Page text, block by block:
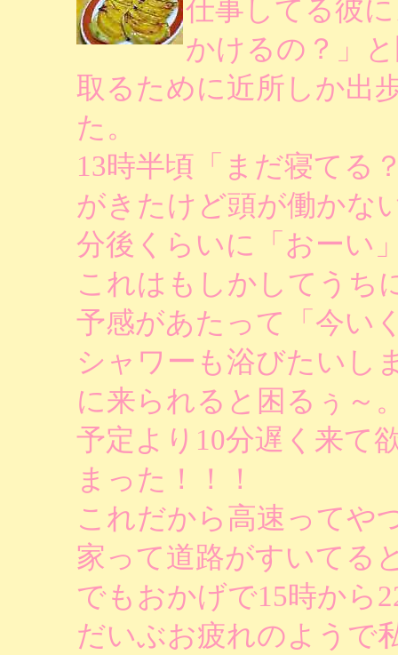
仕事してる彼
かけるの？」
取るために近所しか出
た。
13時半頃「まだ寝てる
がきたけど頭が働かな
分後くらいに「おーい
これはもしかしてうち
予感があたって「今い
シャワーも浴びたいし
に来られると困るぅ～
予定より10分遅く来て
まった！！！
これだから高速ってや
家って道路がすいてる
でもおかげで15時から
だいぶお疲れのようで